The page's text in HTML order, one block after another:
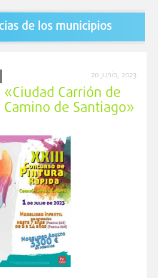
de los municipios
20 junio, 2023
Carrión de
de Santiago»